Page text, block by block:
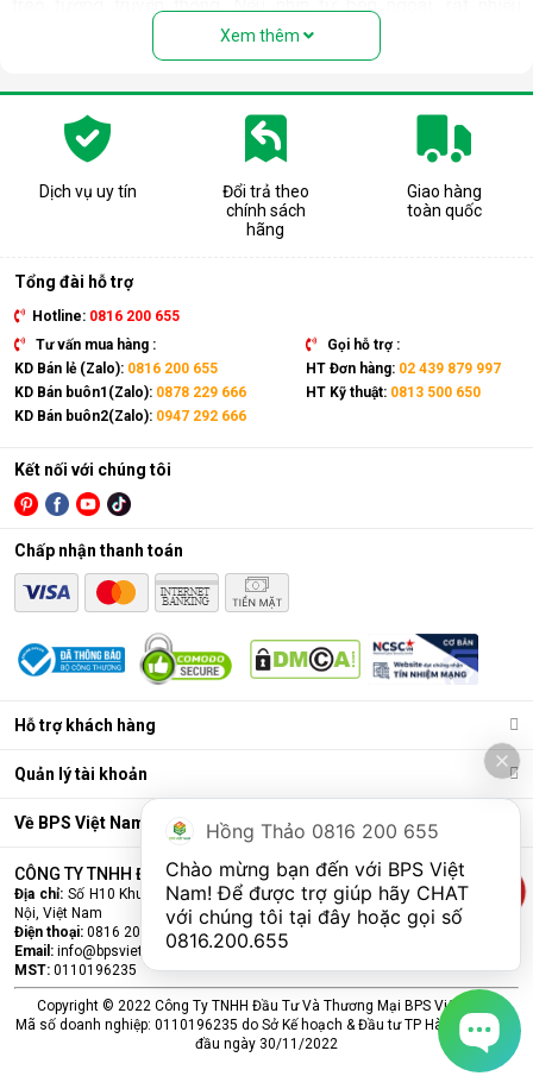
người nhầm tưởng rằng thiết bị này là quạt hơi nước. Nhưng
thực chất, đây là một chiếc điều hòa “chính hiệu” với đầy đủ
gas, bảng điều khiển,... giống như một chiếc điều hòa thông
thường.
Có thể coi điều hòa di động là phiên bản thu nhỏ của điều hòa
tủ đứng nhưng với thiết kế cục nóng và cục lạnh trên cùng 1
thiết bị. Sản phẩm có kích thước gọn nhẹ, kết hợp cùng bánh
xe và tay cầm nên có thể dễ dàng di chuyển tới mọi vị trí trong
Điều hòa di động là gì?
Các chức năng chính của máy bao gồm: Làm lạnh, quạt gió,
hút ẩm và lọc khí. Bên cạnh đó, dòng sản phẩm này còn được
trang bị thêm khá nhiều tính năng và tiện ích đi kèm như: Hẹn
giờ, khóa trẻ em, remote, kết nối wifi,...
Ưu điểm vượt trội của điều hòa di động
Đáp ứng tốt nhu cầu làm mát, dễ dàng tháo lắp và di chuyển
chỉ là số ít những ưu điểm màđiều hòadi động đang sở hữu.
Cùng BPS Việt Nam tìm hiểu chi tiết về ưu điểm của dòng sản
phẩm này ngay nhé.
Xem thêm
Dịch vụ uy tín
Đổi trả theo
chính sách
hãng
Giao hàng
toàn quốc
Tổng đài hỗ trợ
Hotline: 0816 200 655
Tư vấn mua hàng :
KD Bán lẻ (Zalo): 0816 200 655
KD Bán buôn1(Zalo): 0878 229 666
KD Bán buôn2(Zalo): 0947 292 666
Gọi hỗ trợ :
HT Đơn hàng: 02 439 879 997
HT Kỹ thuật: 0813 500 650
Hỗ trợ khách hàng
Quản lý tài khoản
Về BPS Việt Nam
Kết nối với chúng tôi
Chấp nhận thanh toán
CÔNG TY TNHH ĐẦU TƯ VÀ THƯƠNG MẠI BPS VIỆT NAM
Địa chỉ: Số H10 Khu đấu giá Ngô Thì Nhậm, Phường Hà Đông, Thành phố Hà
Nội, Việt Nam
Điện thoại: 0816 200 655
Email: info@bpsvietnam.vn
MST: 0110196235
Copyright © 2022 Công Ty TNHH Đầu Tư Và Thương Mại BPS Việt Nam.
Mã số doanh nghiệp: 0110196235 do Sở Kế hoạch & Đầu tư TP Hà Nội cấp lần
đầu ngày 30/11/2022
Hồng Thảo 0816 200 655
Chào mừng bạn đến với BPS Việt
Nam! Để được trợ giúp hãy CHAT
0816.200.655